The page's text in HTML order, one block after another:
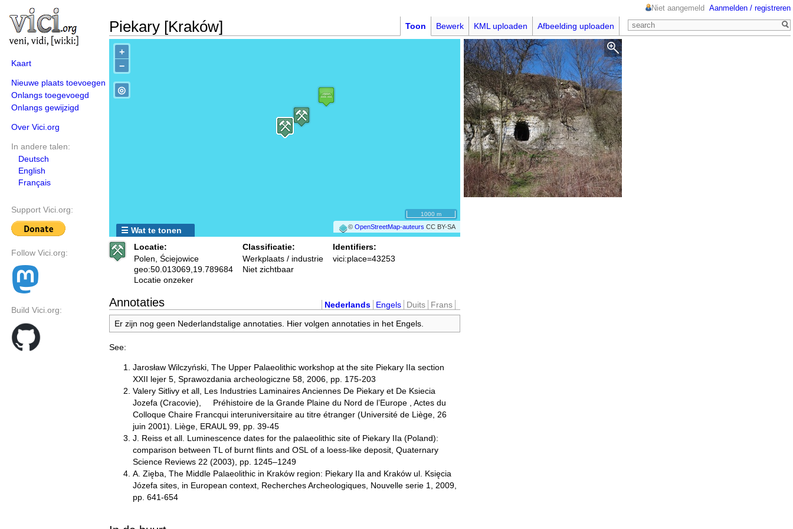
Kaart
Nieuwe plaats toevoegen
Onlangs toegevoegd
Onlangs gewijzigd
Over Vici.org
In andere talen:
Deutsch
English
Français
Support Vici.org:
Follow Vici.org:
Build Vici.org:
Piekary [Kraków]
Niet aangemeld Aanmelden / registreren
Toon Bewerk KML uploaden Afbeelding uploaden
+
−
©OpenStreetMap-auteurs CC BY-SA
◎
1000 m
☰ Wat te tonen
Locatie:
Polen, Ściejowice
geo:50.013069,19.789684
Locatie onzeker
Classificatie:
Werkplaats / industrie
Niet zichtbaar
Identifiers:
vici:place=43253
Annotaties Nederlands Engels Duits
Frans
Er zijn nog geen Nederlandstalige annotaties. Hier volgen annotaties in het Engels.
See:
Jarosław Wilczyński, The Upper Palaeolithic workshop at the site Piekary IIa section
XXII lejer 5, Sprawozdania archeologiczne 58, 2006, pp. 175-203
Valery Sitlivy et all, Les Industries Laminaires Anciennes De Piekary et De Ksiecia
Jozefa (Cracovie), Préhistoire de la Grande Plaine du Nord de l’Europe , Actes du
Colloque Chaire Francqui interuniversitaire au titre étranger (Université de Liège, 26
juin 2001). Liège, ERAUL 99, pp. 39-45
J. Reiss et all. Luminescence dates for the palaeolithic site of Piekary IIa (Poland):
comparison between TL of burnt flints and OSL of a loess-like deposit, Quaternary
Science Reviews 22 (2003), pp. 1245–1249
A. Zięba, The Middle Palaeolithic in Kraków region: Piekary IIa and Kraków ul. Księcia
Józefa sites, in European context, Recherches Archeologiques, Nouvelle serie 1, 2009,
pp. 641-654